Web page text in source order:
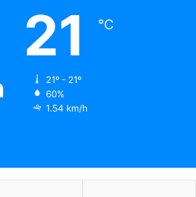
21 ℃
21º - 21º
60%
1.54 km/h